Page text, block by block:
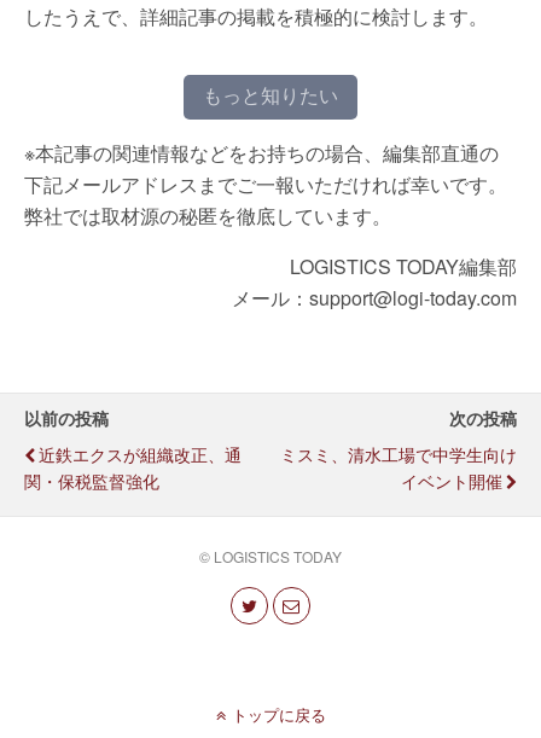
したうえで、詳細記事の掲載を積極的に検討します。
もっと知りたい
※本記事の関連情報などをお持ちの場合、編集部直通の
下記メールアドレスまでご一報いただければ幸いです。
弊社では取材源の秘匿を徹底しています。
LOGISTICS TODAY編集部
メール：support@logi-today.com
以前の投稿
近鉄エクスが組織改正、通
関・保税監督強化
次の投稿
ミスミ、清水工場で中学生向け
イベント開催
© LOGISTICS TODAY
トップに戻る